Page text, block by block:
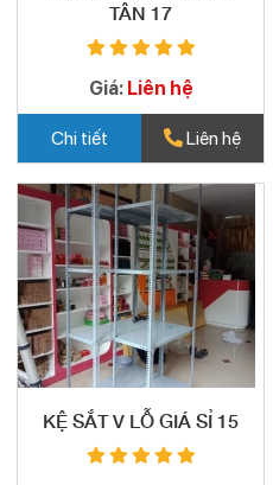
TÂN 17
Giá: Liên hệ
Chi tiết Liên hệ
KỆ SẮT V LỖ GIÁ SỈ 15